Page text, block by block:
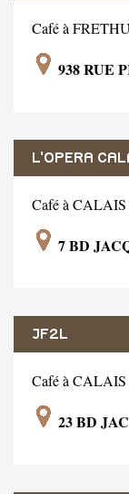
Café à
938 RUE
L'OPERA
Café à CALAIS
7 BD
JF2L
Café à CALAIS
23 BD